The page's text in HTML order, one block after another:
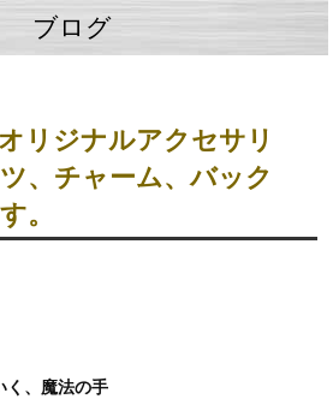
ブログ
リジナルアクセサリ
、チャーム、バック
。
く、魔法の手